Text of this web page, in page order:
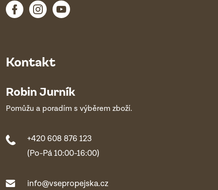
Kontakt
Robin Jurník
Pomůžu a poradím s výběrem zboží.
+420 608 876 123
(Po-Pá 10:00-16:00)
info@vsepropejska.cz